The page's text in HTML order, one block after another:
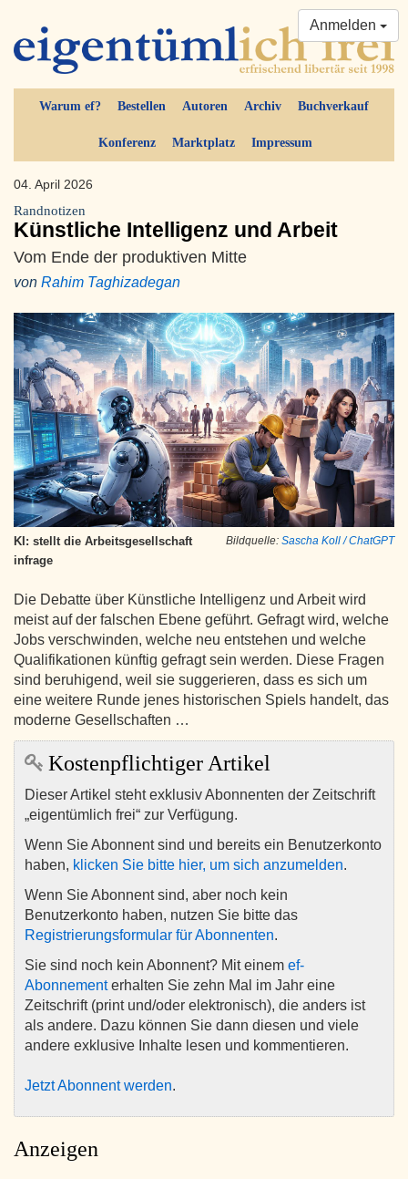
Warum ef? Bestellen Autoren Archiv Buchverkauf
Konferenz Marktplatz Impressum
Anmelden
04. April 2026
Randnotizen
Künstliche Intelligenz und Arbeit
Vom Ende der produktiven Mitte
von Rahim Taghizadegan
Bildquelle: Sascha Koll / ChatGPT
KI: stellt die Arbeitsgesellschaft
infrage
Die Debatte über Künstliche Intelligenz und Arbeit wird
meist auf der falschen Ebene geführt. Gefragt wird, welche
Jobs verschwinden, welche neu entstehen und welche
Qualifikationen künftig gefragt sein werden. Diese Fragen
sind beruhigend, weil sie suggerieren, dass es sich um
eine weitere Runde jenes historischen Spiels handelt, das
moderne Gesellschaften …
Kostenpflichtiger Artikel
Dieser Artikel steht exklusiv Abonnenten der Zeitschrift
„eigentümlich frei“ zur Verfügung.
Wenn Sie Abonnent sind und bereits ein Benutzerkonto
haben, klicken Sie bitte hier, um sich anzumelden.
Wenn Sie Abonnent sind, aber noch kein
Benutzerkonto haben, nutzen Sie bitte das
Registrierungsformular für Abonnenten.
Sie sind noch kein Abonnent? Mit einem ef-
Abonnementerhalten Sie zehn Mal im Jahr eine
Zeitschrift (print und/oder elektronisch), die anders ist
als andere. Dazu können Sie dann diesen und viele
andere exklusive Inhalte lesen und kommentieren.
Jetzt Abonnent werden.
Anzeigen